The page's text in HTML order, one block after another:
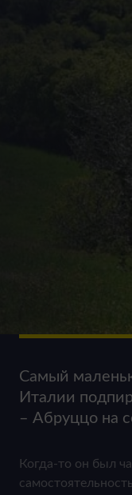
Самый
Италии
– Абруццо на
Когда-то он был